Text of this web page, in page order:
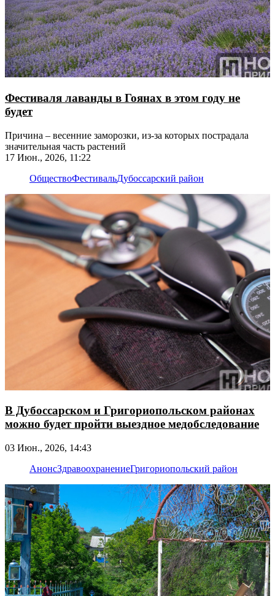
Фестиваля лаванды в Гоянах в этом году не
будет
Причина – весенние заморозки, из-за которых пострадала
значительная часть растений
17 Июн., 2026, 11:22
ОбществоФестивальДубоссарский район
В Дубоссарском и Григориопольском районах
можно будет пройти выездное медобследование
03 Июн., 2026, 14:43
АнонсЗдравоохранениеГригориопольский район